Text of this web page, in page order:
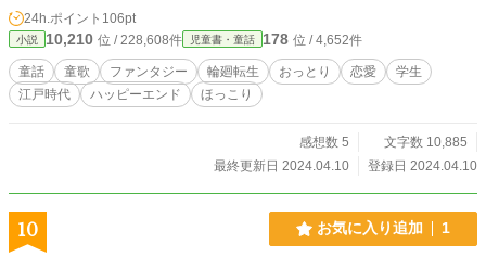
た昔話の風景のようだった。 その中には、自分と瓜二つのド
ン助や同級生の瓜二つのハナちゃん、ヤーミ、イート、ヨウ
カイ、カトッぺがいた。 みんながいる村では、ヌエという妖
怪がいた。 ヌエとは、顔は鬼、身体は熊、虎の手や足をも
ち、何とシッポの先に大蛇の頭がついてあり、人を食べる恐
ろしい妖怪のことだった。 ある時、ハナちゃんがヌエに攫わ
界からドラマを観るように楽しんで鑑賞していた道明寺だっ
たが、道明寺の体は消え、意識はドン助の体と同化していっ
24h.ポイント 106pt
小説 10,210 位 / 228,608件 児童書・童話 178 位 / 4,652件
童話 童歌 ファンタジー 輪廻転生 おっとり 恋愛
学生
江戸時代
ハッピーエンド ほっこり
感想数 5
文字数 10,885
最終更新日 2024.04.10
登録日 2024.04.10
10 お気に入り追加 1